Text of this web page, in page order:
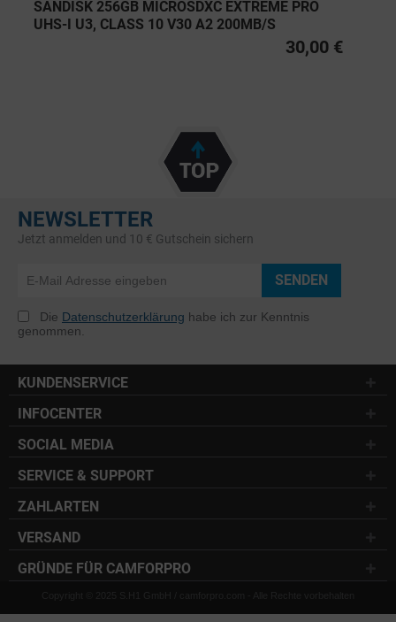
SANDISK 256GB MICROSDXC EXTREME PRO
UHS-I U3, CLASS 10 V30 A2 200MB/S
30,00 €
NEWSLETTER
Jetzt anmelden und 10 € Gutschein sichern
SENDEN
Die Datenschutzerklärung habe ich zur Kenntnis
genommen.
KUNDENSERVICE
INFOCENTER
SOCIAL MEDIA
SERVICE & SUPPORT
ZAHLARTEN
VERSAND
GRÜNDE FÜR CAMFORPRO
Copyright © 2025 S.H1 GmbH / camforpro.com - Alle Rechte vorbehalten